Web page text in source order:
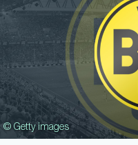
© Getty images